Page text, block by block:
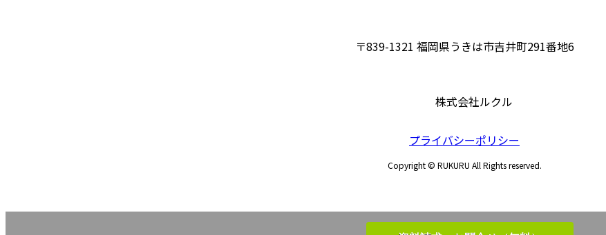
〒839-1321 福岡県うきは市吉井町291番地6
株式会社ルクルグ
ー
ク
プライバシーポリシー
Copyright © RUKURU All Rights reserved.